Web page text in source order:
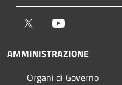
Twitter
AMMINISTRAZIONE
Organi di Governo